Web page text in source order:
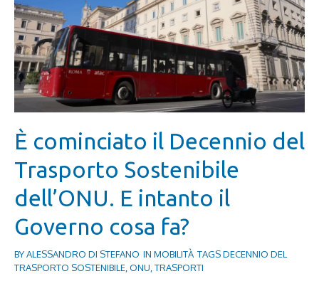
È cominciato il Decennio del
Trasporto Sostenibile
dell’ONU. E intanto il
Governo cosa fa?
BYALESSANDRO DI STEFANO IN MOBILITÀ TAGSDECENNIO DEL
TRASPORTO SOSTENIBILE,ONU,TRASPORTI